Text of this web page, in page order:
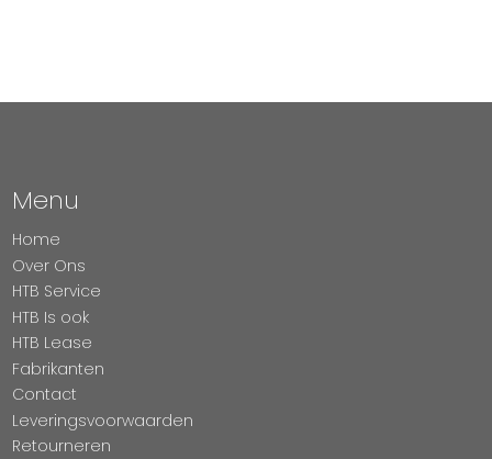
Menu
Home
Over Ons
HTB Service
HTB Is ook
HTB Lease
Fabrikanten
Contact
Leveringsvoorwaarden
Retourneren